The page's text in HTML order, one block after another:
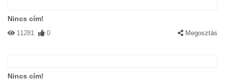
Nincs cím!
11281 0 Megosztás
Nincs cím!